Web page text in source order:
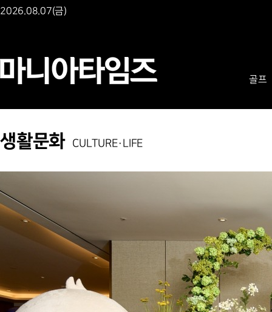
2026.08.07(금)
골프
생활문화 CULTURE·LIFE